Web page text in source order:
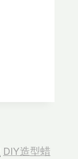
DIY造型蜡